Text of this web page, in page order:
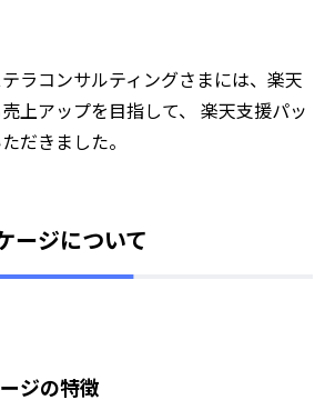
ラコンサルティングさまには、楽天
上アップを目指して、 楽天支援パッ
だきました。
ージについて
ジの特徴